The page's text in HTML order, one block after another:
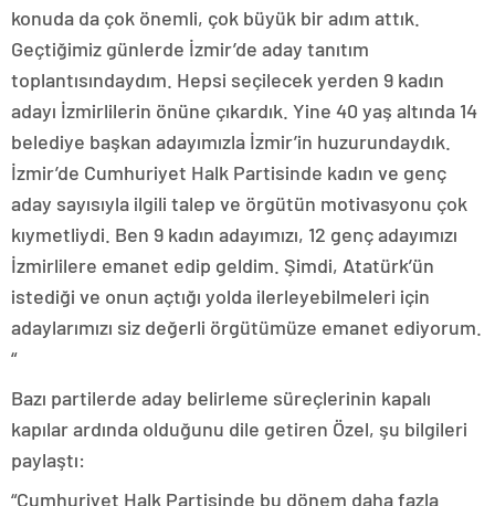
konuda da çok önemli, çok büyük bir adım attık.
Geçtiğimiz günlerde İzmir’de aday tanıtım
toplantısındaydım. Hepsi seçilecek yerden 9 kadın
adayı İzmirlilerin önüne çıkardık. Yine 40 yaş altında 14
belediye başkan adayımızla İzmir’in huzurundaydık.
İzmir’de Cumhuriyet Halk Partisinde kadın ve genç
aday sayısıyla ilgili talep ve örgütün motivasyonu çok
kıymetliydi. Ben 9 kadın adayımızı, 12 genç adayımızı
İzmirlilere emanet edip geldim. Şimdi, Atatürk’ün
istediği ve onun açtığı yolda ilerleyebilmeleri için
adaylarımızı siz değerli örgütümüze emanet ediyorum.
“
Bazı partilerde aday belirleme süreçlerinin kapalı
kapılar ardında olduğunu dile getiren Özel, şu bilgileri
paylaştı:
“Cumhuriyet Halk Partisinde bu dönem daha fazla